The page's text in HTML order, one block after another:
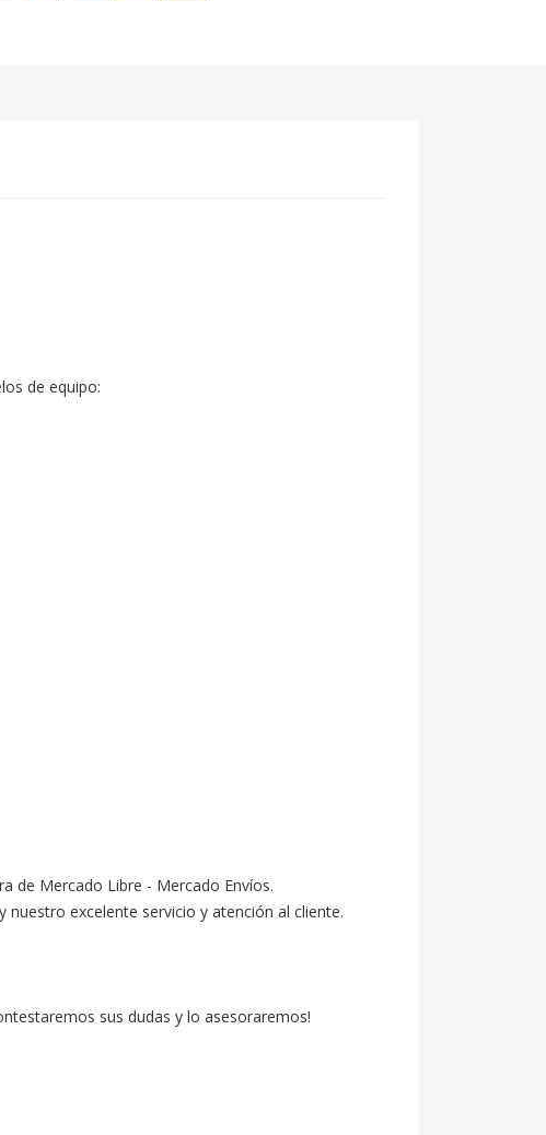
de equipo:
de Mercado Libre - Mercado Envíos.
excelente servicio y atención al cliente.
sus dudas y lo asesoraremos!